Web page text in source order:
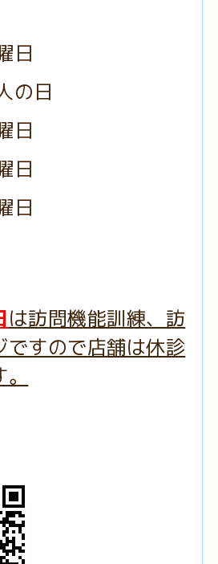
日
は訪問機能訓練、訪
ですので店舗は休診